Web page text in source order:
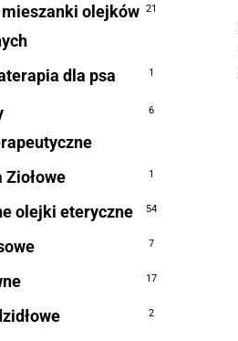
mieszanki olejków 21
dla psa 1
6
Ziołowe 1
olejki eteryczne 54
7
17
2